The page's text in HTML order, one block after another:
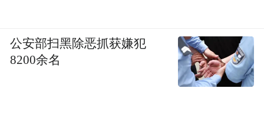
公安部扫黑除恶抓获嫌犯
8200余名